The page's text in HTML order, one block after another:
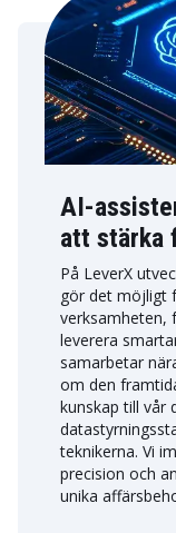
AI-
att stärka
På LeverX
gör det möjligt
verksamheten,
leverera
samarbetar
om den
kunskap till vår
teknikerna. Vi
precision och
unika